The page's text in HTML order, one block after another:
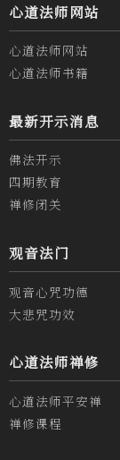
心道法师网站
心道法师网站
心道法师书籍
最新开示消息
佛法开示
四期教育
禅修闭关
观音法门
观音心咒功德
大悲咒功效
心道法师禅修
心道法师平安禅
禅修课程